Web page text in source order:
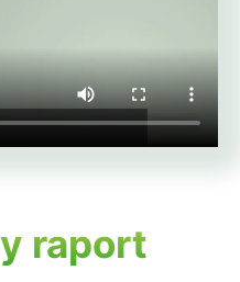
raport